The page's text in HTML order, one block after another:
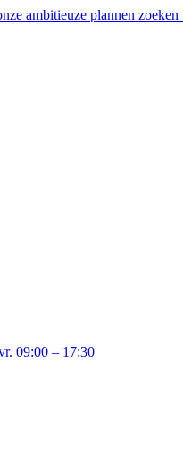
ambitieuze plannen
09:00 – 17:30